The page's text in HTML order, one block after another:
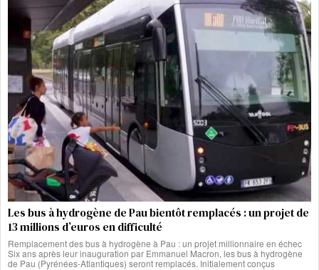
Les bus à hydrogène de Pau bientôt remplacés : un projet de
13 millions d’euros en difficulté
Remplacement des bus à hydrogène à Pau : un projet millionnaire en échec
Six ans après leur inauguration par Emmanuel Macron, les bus à hydrogène
de Pau (Pyrénées-Atlantiques) seront remplacés. Initialement conçus